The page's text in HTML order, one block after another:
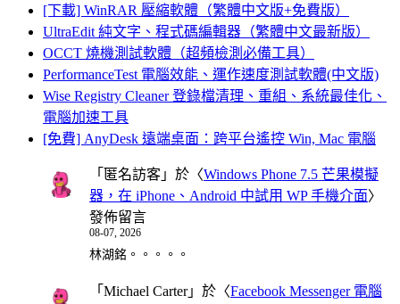
[下載] WinRAR 壓縮軟體（繁體中文版+免費版）
UltraEdit 純文字、程式碼編輯器（繁體中文最新版）
OCCT 燒機測試軟體（超頻檢測必備工具）
PerformanceTest 電腦效能、運作速度測試軟體(中文版)
Wise Registry Cleaner 登錄檔清理、重組、系統最佳化、
電腦加速工具
[免費] AnyDesk 遠端桌面：跨平台遙控 Win, Mac 電腦
「 匿名訪客 」於〈Windows Phone 7.5 芒果模擬
器，在 iPhone、Android 中試用 WP 手機介面〉
發佈留言
08-07, 2026
林湖銘。。。。。
「 Michael Carter」於〈Facebook Messenger 電腦